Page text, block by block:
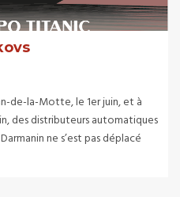
de-la-Motte, le 1er juin, et à
des distributeurs automatiques
ne s’est pas déplacé